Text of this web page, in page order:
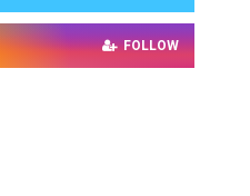
FOLLOW